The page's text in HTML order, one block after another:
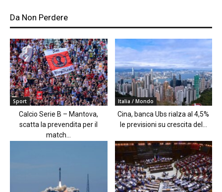
Da Non Perdere
Sport
Calcio Serie B – Mantova,
scatta la prevendita per il
match...
Italia / Mondo
Cina, banca Ubs rialza al 4,5%
le previsioni su crescita del...